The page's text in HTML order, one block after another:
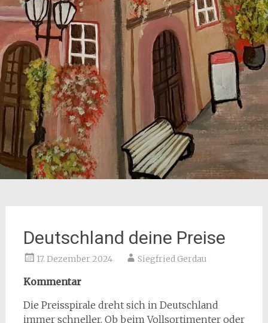
Deutschland deine Preise
17. Dezember 2024 Siegfried Gerdau
Kommentar
Die Preisspirale dreht sich in Deutschland
immer schneller. Ob beim Vollsortimenter oder